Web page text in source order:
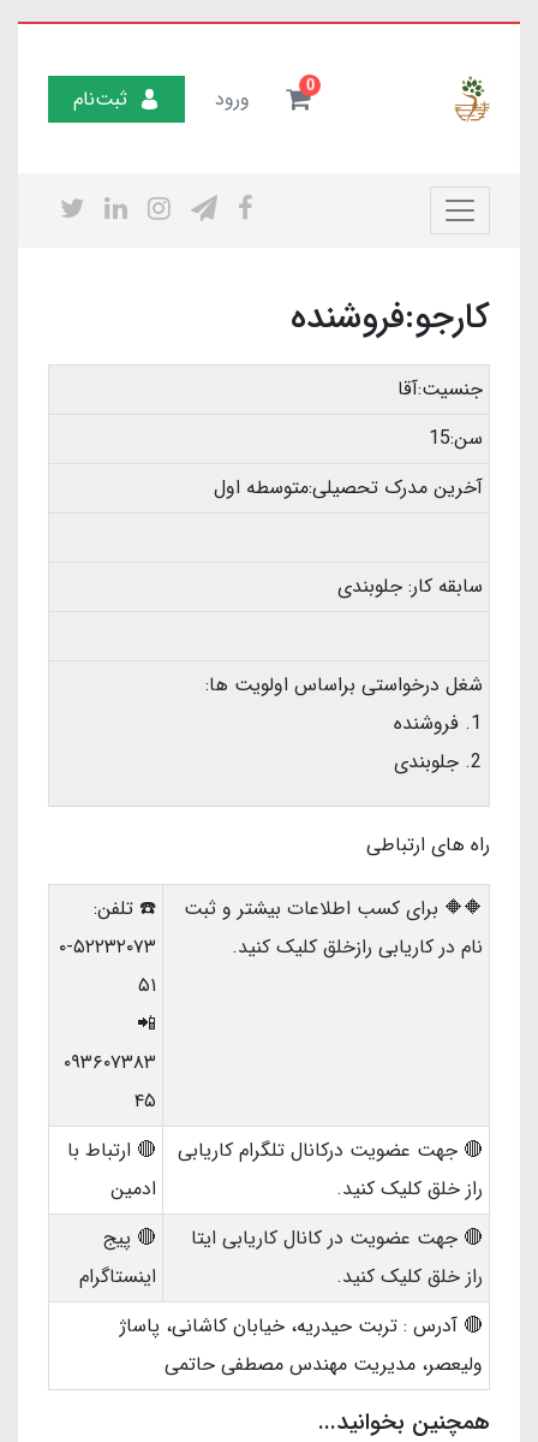
0 ورود ثبت‌نام
کارجو:فروشنده
جنسیت:آقا
سن:15
آخرین مدرک تحصیلی:متوسطه اول
سابقه کار: جلوبندی
شغل درخواستی براساس اولویت ها:
فروشنده
جلوبندی
راه های ارتباطی
🔶🔶 برای کسب اطلاعات بیشتر و ثبت
نام در کاریابی رازخلق کلیک کنید.
☎️ تلفن:
۵۲۲۳۲۰۷۳-۰
۵۱
📲
۰۹۳۶۰۷۳۸۳
۴۵
🔴 جهت عضویت درکانال تلگرام کاریابی
راز خلق کلیک کنید.
🔴 ارتباط با
ادمین
🔴 جهت عضویت در کانال کاریابی ایتا
راز خلق کلیک کنید.
🔴 پیج
اینستاگرام
🔴 آدرس : تربت حیدریه، خیابان کاشانی، پاساژ
ولیعصر، مدیریت مهندس مصطفی حاتمی
همچنین بخوانید...